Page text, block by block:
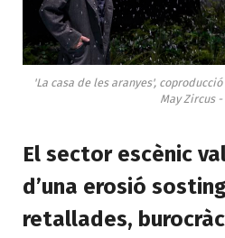
'La casa de les aranyes',
May Zircus -
El sector escènic
d’una erosió
retallades,